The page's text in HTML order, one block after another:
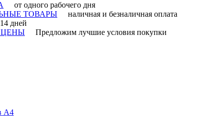
от одного рабочего дня
ТОВАРЫ
наличная и безналичная оплата
14 дней
ЦЕНЫ
Предложим лучшие условия покупки
A4